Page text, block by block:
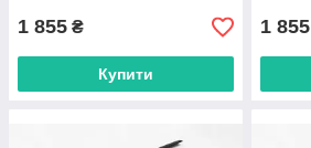
1 855 ₴
Купити
1 855